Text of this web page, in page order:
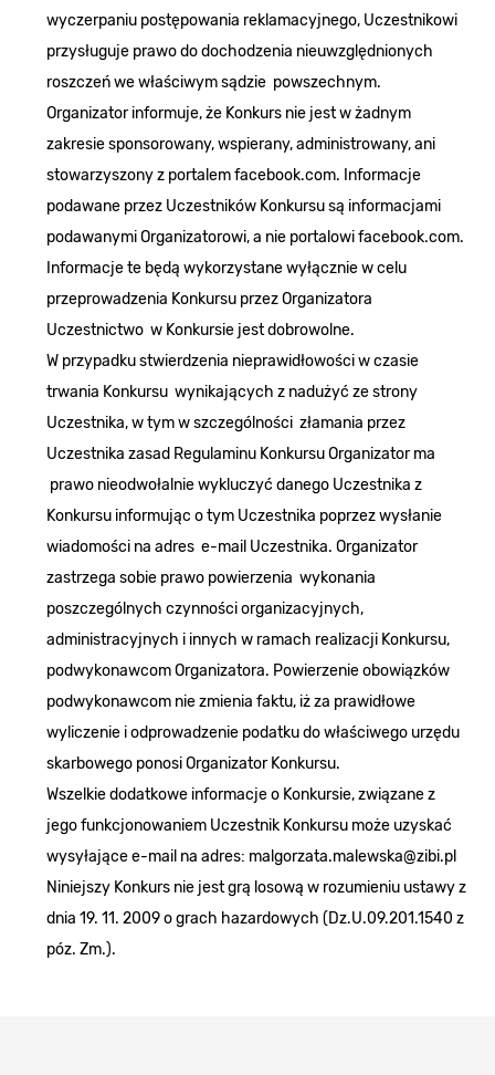
wyczerpaniu postępowania reklamacyjnego, Uczestnikowi
przysługuje prawo do dochodzenia nieuwzględnionych
roszczeń we właściwym sądzie powszechnym.
Organizator informuje, że Konkurs nie jest w żadnym
zakresie sponsorowany, wspierany, administrowany, ani
stowarzyszony z portalem facebook.com. Informacje
podawane przez Uczestników Konkursu są informacjami
podawanymi Organizatorowi, a nie portalowi facebook.com.
Informacje te będą wykorzystane wyłącznie w celu
przeprowadzenia Konkursu przez Organizatora
Uczestnictwo w Konkursie jest dobrowolne.
W przypadku stwierdzenia nieprawidłowości w czasie
trwania Konkursu wynikających z nadużyć ze strony
Uczestnika, w tym w szczególności złamania przez
Uczestnika zasad Regulaminu Konkursu Organizator ma
prawo nieodwołalnie wykluczyć danego Uczestnika z
Konkursu informując o tym Uczestnika poprzez wysłanie
wiadomości na adres e-mail Uczestnika. Organizator
zastrzega sobie prawo powierzenia wykonania
poszczególnych czynności organizacyjnych,
administracyjnych i innych w ramach realizacji Konkursu,
podwykonawcom Organizatora. Powierzenie obowiązków
podwykonawcom nie zmienia faktu, iż za prawidłowe
wyliczenie i odprowadzenie podatku do właściwego urzędu
skarbowego ponosi Organizator Konkursu.
Wszelkie dodatkowe informacje o Konkursie, związane z
jego funkcjonowaniem Uczestnik Konkursu może uzyskać
wysyłające e-mail na adres: malgorzata.malewska@zibi.pl
Niniejszy Konkurs nie jest grą losową w rozumieniu ustawy z
dnia 19. 11. 2009 o grach hazardowych (Dz.U.09.201.1540 z
póz. Zm.).